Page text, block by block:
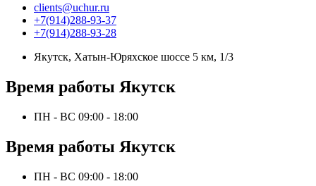
clients@uchur.ru
+7(914)288-93-37
+7(914)288-93-28
Якутск, Хатын-Юряхское шоссе 5 км, 1/3
Время работы Якутск
ПН - ВС 09:00 - 18:00
Время работы Якутск
ПН - ВС 09:00 - 18:00